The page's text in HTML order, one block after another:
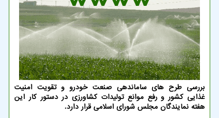
بررسی طرح های ساماندهی صنعت خودرو و تقویت امنیت
غذایی کشور و رفع موانع تولیدات کشاورزی در دستور کار این
هفته نمایندگان مجلس شورای اسلامی قرار دارد.